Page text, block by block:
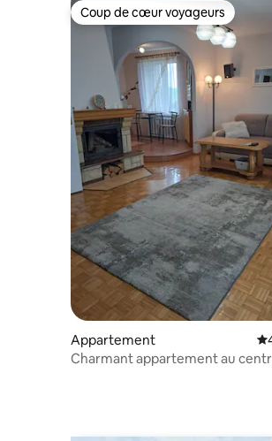
Coup de cœur voyageurs
Coup de cœur voyageurs
Appartement
Charmant appartement au